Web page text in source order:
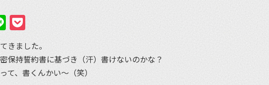
Line
きました。
保持誓約書に基づき（汗）書けないのかな？
て、書くんかい〜（笑）